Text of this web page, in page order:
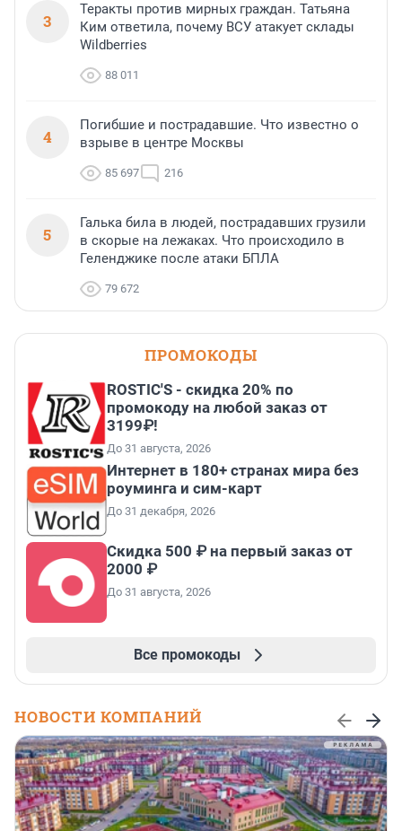
3
Теракты против мирных граждан. Татьяна
Ким ответила, почему ВСУ атакует склады
Wildberries
88 011
4
Погибшие и пострадавшие. Что известно о
взрыве в центре Москвы
85 697 216
5
Галька била в людей, пострадавших грузили
в скорые на лежаках. Что происходило в
Геленджике после атаки БПЛА
79 672
ПРОМОКОДЫ
ROSTIC'S - скидка 20% по
промокоду на любой заказ от
3199₽!
До 31 августа, 2026
Интернет в 180+ странах мира без
роуминга и сим-карт
До 31 декабря, 2026
Скидка 500 ₽ на первый заказ от
2000 ₽
До 31 августа, 2026
Все промокоды
НОВОСТИ КОМПАНИЙ